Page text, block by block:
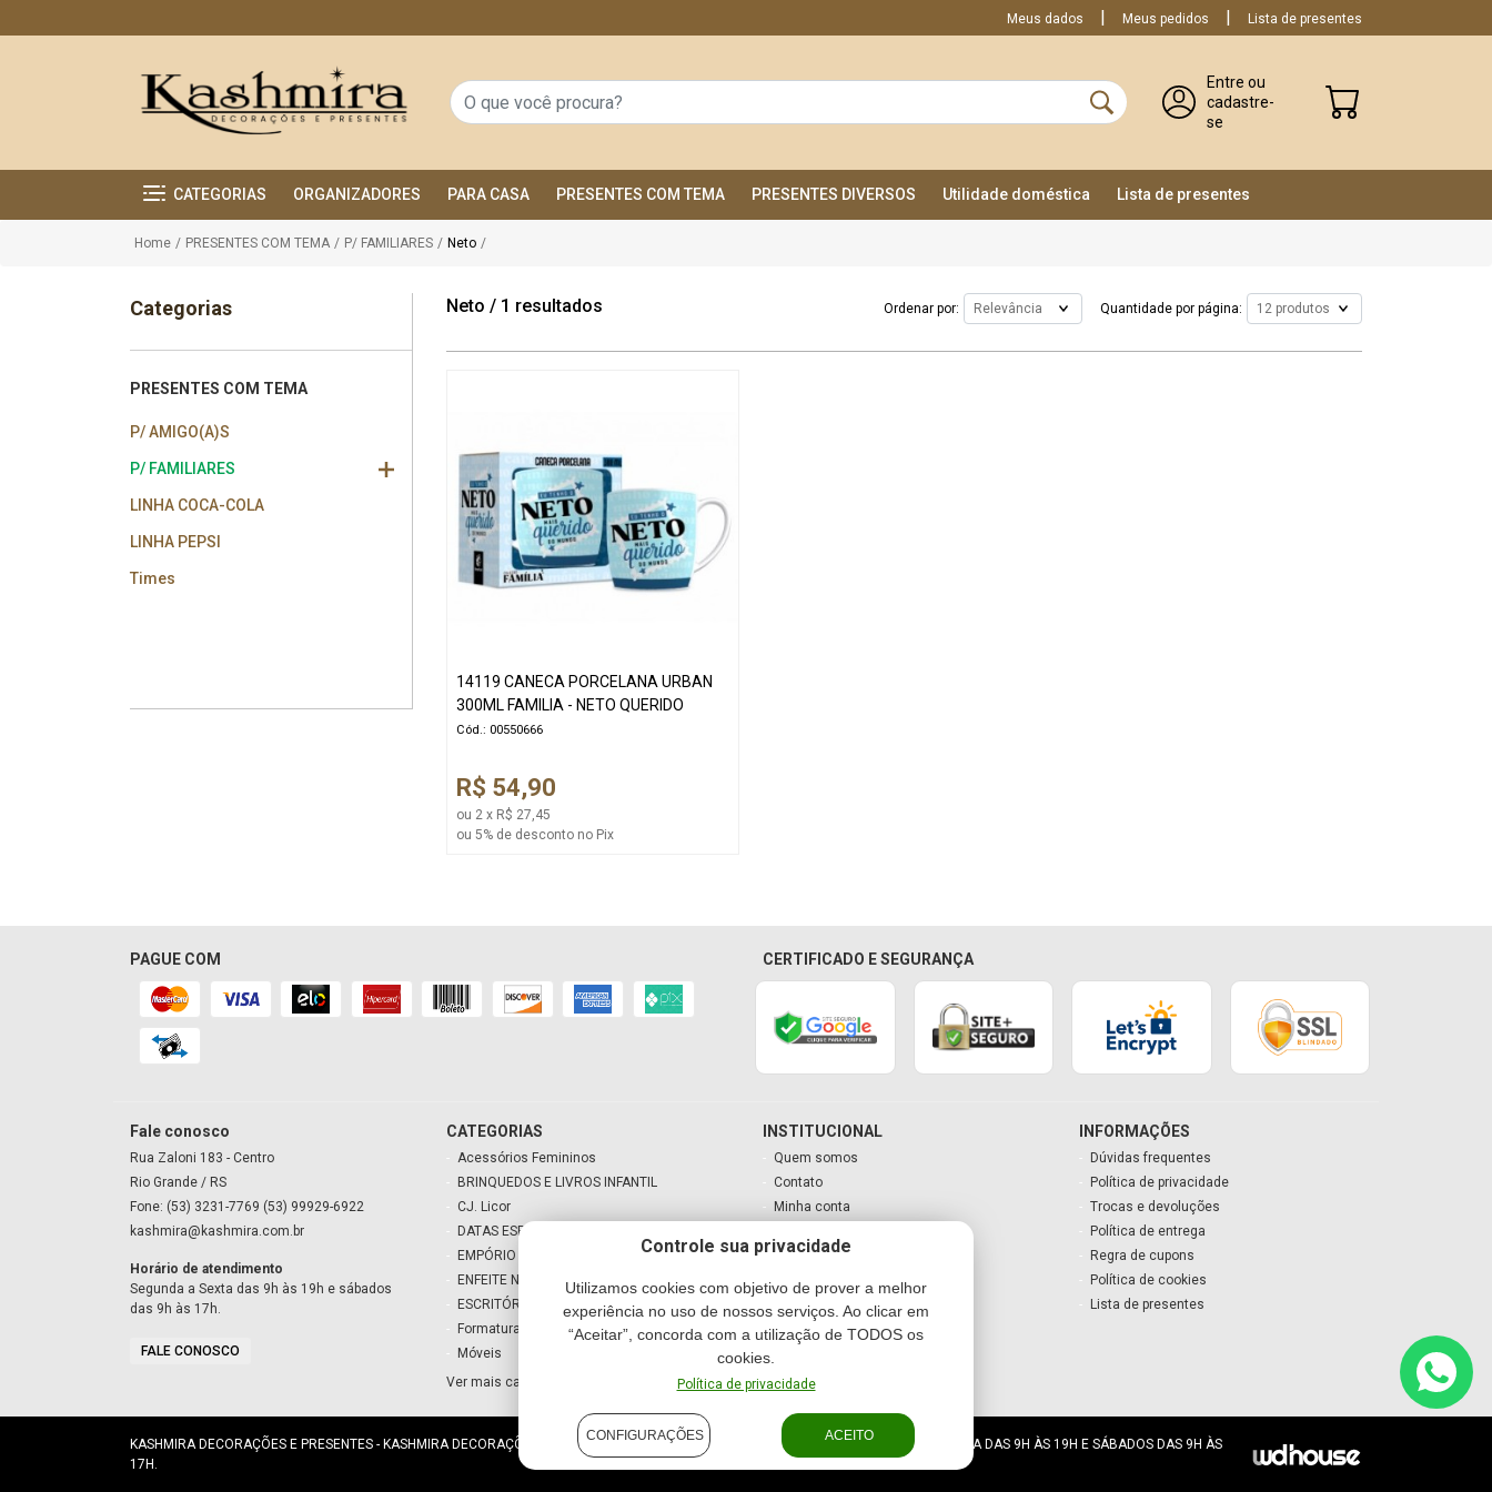
Meus dados Meus pedidos Lista de presentes
Entre ou
cadastre-
se
CATEGORIAS ORGANIZADORES PARA CASA PRESENTES COM TEMA PRESENTES DIVERSOS Utilidade doméstica Lista de presentes
Controle sua privacidade
Utilizamos cookies com objetivo de prover a melhor
experiência no uso de nossos serviços. Ao clicar em
“Aceitar”, concorda com a utilização de TODOS os
cookies.
Política de privacidade
CONFIGURAÇÕES ACEITO
Home / PRESENTES COM TEMA / P/ FAMILIARES / Neto /
Categorias
PRESENTES COM TEMA
P/ AMIGO(A)S
P/ FAMILIARES
LINHA COCA-COLA
LINHA PEPSI
Times
Neto / 1 resultados Ordenar por: Quantidade por página:
14119 CANECA PORCELANA URBAN
300ML FAMILIA - NETO QUERIDO
Cód.: 00550666
R$ 54,90
ou 2 x R$ 27,45
ou 5% de desconto no Pix
PAGUE COM CERTIFICADO E SEGURANÇA
Fale conosco
Rua Zaloni 183 - Centro
Rio Grande / RS
Fone: (53) 3231-7769 (53) 99929-6922
kashmira@kashmira.com.br
Horário de atendimento
Segunda a Sexta das 9h às 19h e sábados
das 9h às 17h.
FALE CONOSCO
CATEGORIAS
Acessórios Femininos
BRINQUEDOS E LIVROS INFANTIL
CJ. Licor
DATAS ESPECIAIS
EMPÓRIO
ENFEITE NATAL
ESCRITÓRIO
Formatura
Móveis
Ver mais categorias
INSTITUCIONAL
Quem somos
Contato
Minha conta
INFORMAÇÕES
Dúvidas frequentes
Política de privacidade
Trocas e devoluções
Política de entrega
Regra de cupons
Política de cookies
Lista de presentes
KASHMIRA DECORAÇÕES E PRESENTES - KASHMIRA DECORAÇÕES E PRESENTES LTDA - ME - CNPJ: 10.570.504/0001-09 SEGUNDA A SEXTA DAS 9H ÀS 19H E SÁBADOS DAS 9H ÀS
17H.